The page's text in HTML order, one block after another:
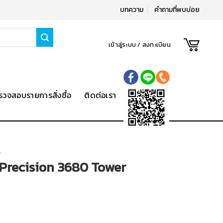
บทความ คำถามที่พบบ่อย
เข้าสู่ระบบ / ลงทะเบียน
วจสอบรายการสั่งซื้อ ติดต่อเรา
3680 Tower